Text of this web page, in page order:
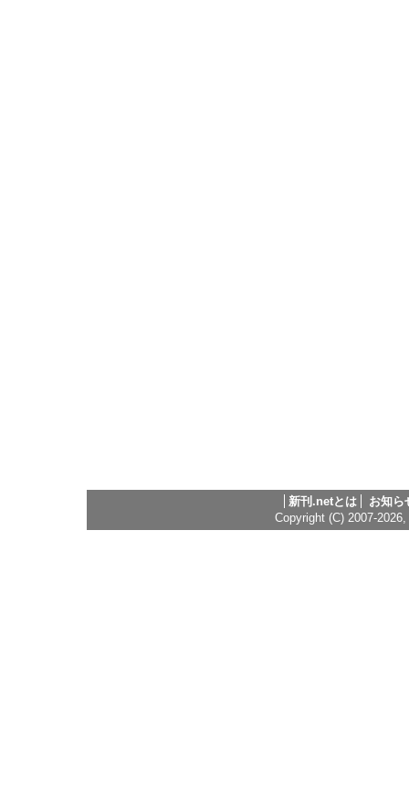
新刊.netとは
お知ら
Copyright (C) 2007-2026,